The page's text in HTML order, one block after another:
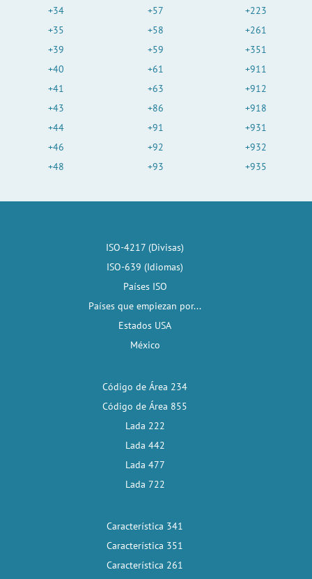
+34
+35
+39
+40
+41
+43
+44
+46
+48
+57
+58
+59
+61
+63
+86
+91
+92
+93
+223
+261
+351
+911
+912
+918
+931
+932
+935
ISO-4217 (Divisas)
ISO-639 (Idiomas)
Países ISO
Países que empiezan por...
Estados USA
México
Código de Área 234
Código de Área 855
Lada 222
Lada 442
Lada 477
Lada 722
Característica 341
Característica 351
Característica 261